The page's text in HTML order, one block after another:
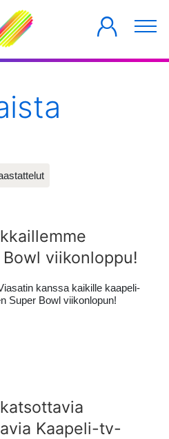
viikonloppu!
kanssa kaikille kaapeli-
Super Bowl viikonlopun!
Kaapeli-tv-